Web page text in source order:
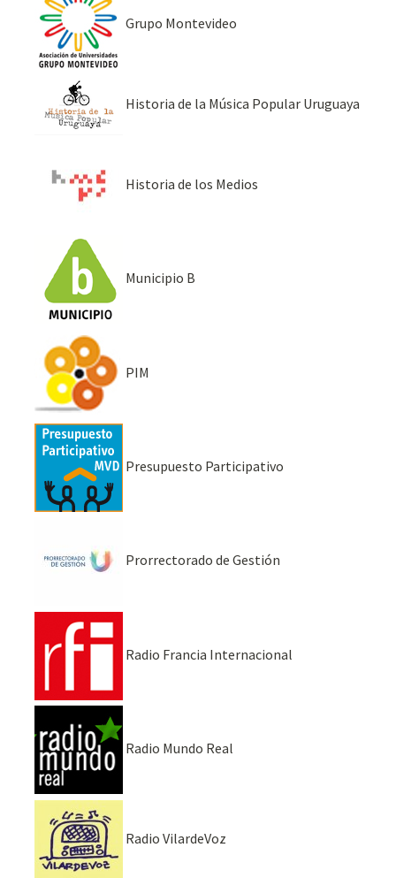
Grupo Montevideo
Historia de la Música Popular Uruguaya
Historia de los Medios
Municipio B
PIM
Presupuesto Participativo
Prorrectorado de Gestión
Radio Francia Internacional
Radio Mundo Real
Radio VilardeVoz